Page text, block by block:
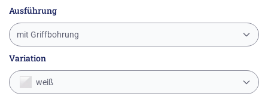
Ausführung
mit Griffbohrung
Variation
weiß